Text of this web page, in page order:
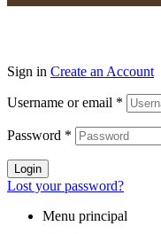
Sign in Create an Account
Username or email *
Password *
Login
Lost your password?
Menu principal